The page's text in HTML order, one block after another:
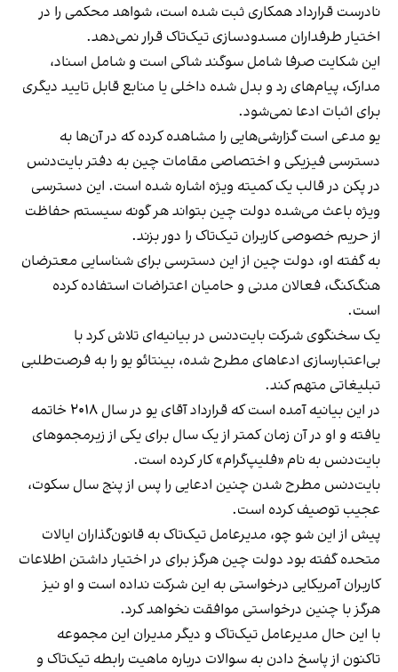
نادرست قرارداد همکاری ثبت شده است، شواهد محکمی را در
اختیار طرفداران مسدودسازی تیک‌تاک قرار نمی‌دهد.
این شکایت صرفا شامل سوگند شاکی است و شامل اسناد،
مدارک، پیام‌های رد و بدل شده داخلی یا منابع قابل تایید دیگری
برای اثبات ادعا نمی‌شود.
یو مدعی است گزارشی‌هایی را مشاهده کرده که در آن‌ها به
دسترسی فیزیکی و اختصاصی مقامات چین به دفتر بایت‌دنس
در پکن در قالب یک کمیته ویژه اشاره شده است. این دسترسی
ویژه باعث می‌شده دولت چین بتواند هر گونه سیستم حفاظت
از حریم خصوصی کاربران تیک‌تاک را دور بزند.
به گفته او، دولت چین از این دسترسی برای شناسایی معترضان
هنگ‌کنگ، فعالان مدنی و حامیان اعتراضات استفاده کرده
است.
یک سخنگوی شرکت بایت‌دنس در بیانیه‌ای تلاش کرد با
بی‌اعتبارسازی ادعاهای مطرح شده، بینتائو یو را به فرصت‌طلبی
تبلیغاتی متهم کند.
در این بیانیه آمده است که قرارداد آقای یو در سال ۲۰۱۸ خاتمه
یافته و او در آن زمان کمتر از یک سال برای یکی از زیرمجموهای
بایت‌دنس به نام «فلیپ‌گرام» کار کرده است.
بایت‌دنس مطرح شدن چنین ادعایی را پس از پنج سال سکوت،
عجیب توصیف کرده است.
پیش از این شو چو، مدیرعامل تیک‌تاک به قانون‌گذاران ایالات
متحده گفته بود دولت چین هرگز برای در اختیار داشتن اطلاعات
کاربران آمریکایی درخواستی به این شرکت نداده است و او نیز
هرگز با چنین درخواستی موافقت نخواهد کرد.
با این حال مدیر‌عامل تیک‌تاک و دیگر مدیران این مجموعه
تاکنون از پاسخ دادن به سوالات درباره ماهیت رابطه تیک‌تاک و